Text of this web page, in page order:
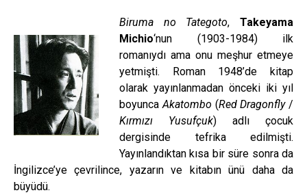
Biruma no Tategoto,Takeyama
Michio‘nun (1903-1984) ilk
romanıydı ama onu meşhur etmeye
yetmişti. Roman 1948’de kitap
olarak yayınlanmadan önceki iki yıl
boyuncaAkatombo (Red Dragonfly/
Kırmızı Yusufçuk) adlı çocuk
dergisinde tefrika edilmişti.
Yayınlandıktan kısa bir süre sonra da
İngilizce’ye çevrilince, yazarın ve kitabın ünü daha da
büyüdü.